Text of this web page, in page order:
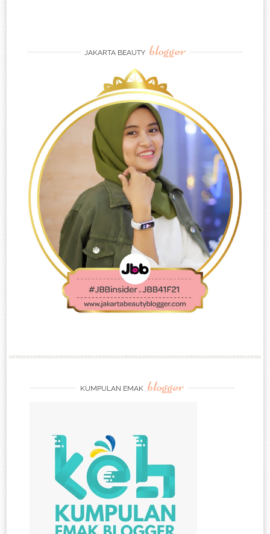
JAKARTA BEAUTY blogger
KUMPULAN EMAK blogger